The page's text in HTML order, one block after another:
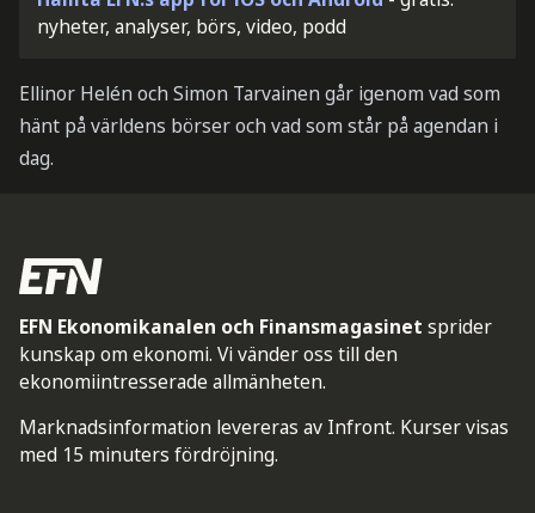
nyheter, analyser, börs, video, podd
Ellinor Helén och Simon Tarvainen går igenom vad som
hänt på världens börser och vad som står på agendan i
dag.
EFN Ekonomikanalen och Finansmagasinet sprider
kunskap om ekonomi. Vi vänder oss till den
ekonomiintresserade allmänheten.
Marknadsinformation levereras av Infront. Kurser visas
med 15 minuters fördröjning.